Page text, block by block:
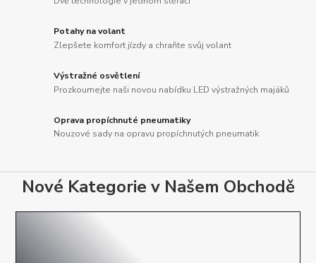
Potahy na volant
Zlepšete komfort jízdy a chraňte svůj volant
Výstražné osvětlení
Prozkoumejte naši novou nabídku LED výstražných majáků
Oprava propíchnuté pneumatiky
Nouzové sady na opravu propíchnutých pneumatik
Nové Kategorie v Našem Obchodě